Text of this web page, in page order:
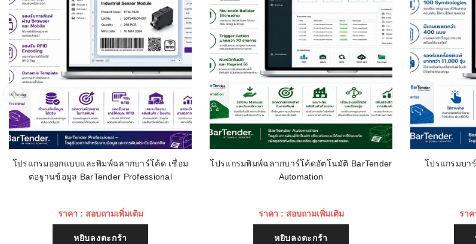
โปรแกรมออกแบบและพิมพ์ฉลากบาร์โค้ด เชื่อม
ต่อฐานข้อมูล BarTender Professional
ราคา : สอบถามเพิ่มเติม
หยิบลงตะกร้า
โปรแกรมพิมพ์ฉลากบาร์โค้ดอัตโนมัติ BarTender
Automation
ราคา : สอบถามเพิ่มเติม
หยิบลงตะกร้า
โปรแกรมบา
ราค